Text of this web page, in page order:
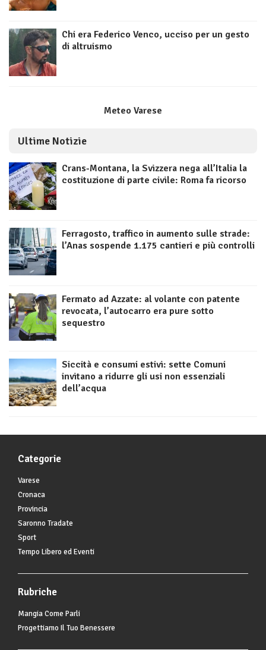
Chi era Federico Venco, ucciso per un gesto
di altruismo
Meteo Varese
Ultime Notizie
Crans-Montana, la Svizzera nega all’Italia la
costituzione di parte civile: Roma fa ricorso
Ferragosto, traffico in aumento sulle strade:
l’Anas sospende 1.175 cantieri e più controlli
Fermato ad Azzate: al volante con patente
revocata, l’autocarro era pure sotto
sequestro
Siccità e consumi estivi: sette Comuni
invitano a ridurre gli usi non essenziali
dell’acqua
Categorie
Varese
Cronaca
Provincia
Saronno Tradate
Sport
Tempo Libero ed Eventi
Rubriche
Mangia Come Parli
Progettiamo Il Tuo Benessere